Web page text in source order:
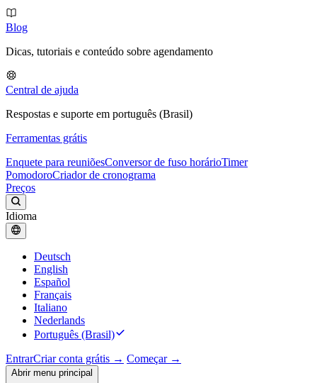
Blog
Dicas, tutoriais e conteúdo sobre agendamento
Central de ajuda
Respostas e suporte em português (Brasil)
Ferramentas grátis
Enquete para reuniõesConversor de fuso horárioTimer
PomodoroCriador de cronograma
Preços
Idioma
Deutsch
English
Español
Français
Italiano
Nederlands
Português (Brasil)
EntrarCriar conta grátis → Começar →
Abrir menu principal